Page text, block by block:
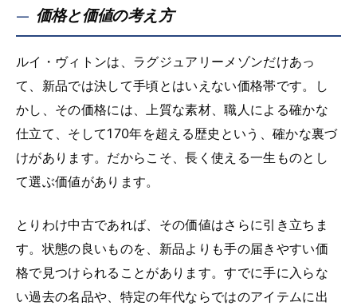
価格と価値の考え方
ルイ・ヴィトンは、ラグジュアリーメゾンだけあっ
て、新品では決して手頃とはいえない価格帯です。し
かし、その価格には、上質な素材、職人による確かな
仕立て、そして170年を超える歴史という、確かな裏づ
けがあります。だからこそ、長く使える一生ものとし
て選ぶ価値があります。
とりわけ中古であれば、その価値はさらに引き立ちま
す。状態の良いものを、新品よりも手の届きやすい価
格で見つけられることがあります。すでに手に入らな
い過去の名品や、特定の年代ならではのアイテムに出